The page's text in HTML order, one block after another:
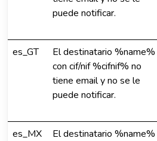
puede notificar.
es_GT
El destinatario %name%
con cif/nif %cifnif% no
tiene email y no se le
puede notificar.
es_MX
El destinatario %name%